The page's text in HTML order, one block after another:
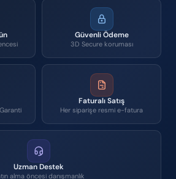
Güvenli Ödeme
3D Secure koruması
Garanti
Faturalı Satış
Her siparişe resmi e-fatura
Uzman Destek
alma öncesi danışmanlık